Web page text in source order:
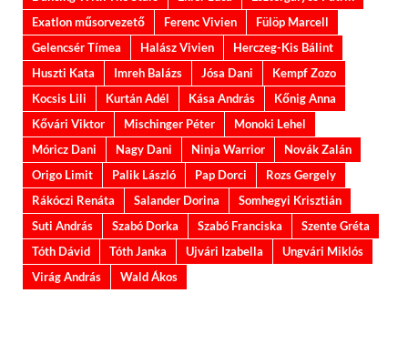
Exatlon műsorvezető
Ferenc Vivien
Fülöp Marcell
Gelencsér Tímea
Halász Vivien
Herczeg-Kis Bálint
Huszti Kata
Imreh Balázs Jósa Dani
Kempf Zozo
Kocsis Lili
Kurtán Adél Kása András
Kőnig Anna
Kővári Viktor
Mischinger Péter
Monoki Lehel
Móricz Dani
Nagy Dani Ninja Warrior
Novák Zalán
Origo Limit
Palik László Pap Dorci
Rozs Gergely
Rákóczi Renáta
Salander Dorina
Somhegyi Krisztián
Suti András
Szabó Dorka Szabó Franciska
Szente Gréta
Tóth Dávid
Tóth Janka Ujvári Izabella
Ungvári Miklós
Virág András
Wald Ákos